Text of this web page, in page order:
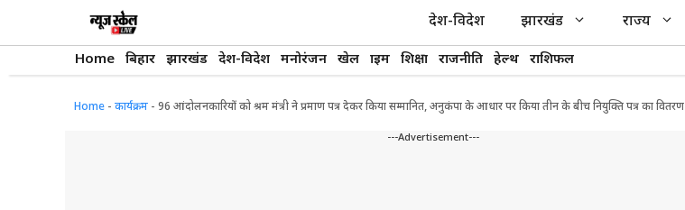
देश-विदेश झारखंड राज्य
Home बिहार झारखंड देश-विदेश मनोरंजन खेल क्राइम शिक्षा राजनीति हेल्थ राशिफल
Home - कार्यक्रम - 96 आंदोलनकारियों को श्रम मंत्री ने प्रमाण पत्र देकर किया सम्मानित, अनुकंपा के आधार पर किया तीन के बीच नियुक्ति पत्र का वितरण
---Advertisement---